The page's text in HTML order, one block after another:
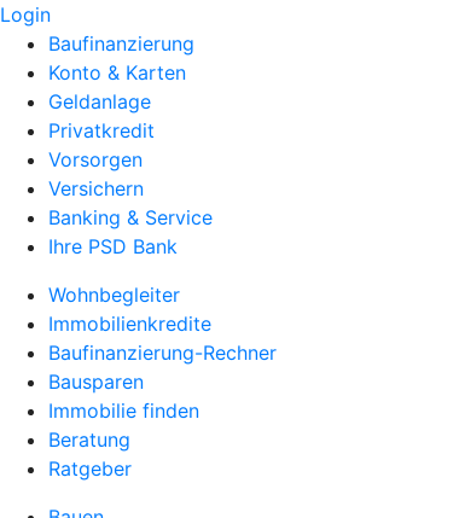
Login
Baufinanzierung
Konto & Karten
Geldanlage
Privatkredit
Vorsorgen
Versichern
Banking & Service
Ihre PSD Bank
Wohnbegleiter
Immobilienkredite
Baufinanzierung-Rechner
Bausparen
Immobilie finden
Beratung
Ratgeber